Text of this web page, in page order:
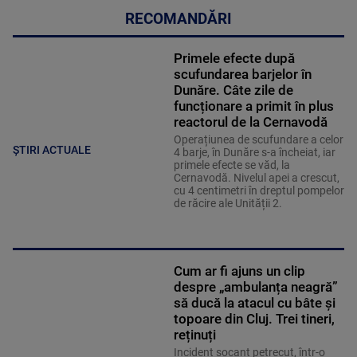
RECOMANDĂRI
ȘTIRI ACTUALE
Primele efecte după
scufundarea barjelor în
Dunăre. Câte zile de
funcționare a primit în plus
reactorul de la Cernavodă
Operațiunea de scufundare a celor
4 barje, în Dunăre s-a încheiat, iar
primele efecte se văd, la
Cernavodă. Nivelul apei a crescut,
cu 4 centimetri în dreptul pompelor
de răcire ale Unității 2.
Cum ar fi ajuns un clip
despre „ambulanța neagră”
să ducă la atacul cu bâte și
topoare din Cluj. Trei tineri,
reținuți
Incident șocant petrecut, într-o